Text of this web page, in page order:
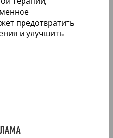
предотвратить
и улучшить